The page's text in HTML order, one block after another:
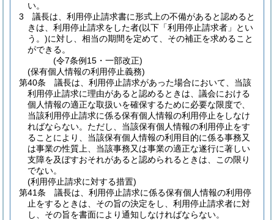
い。
3
議長は、利用停止請求書に形式上の不備があると認めると
きは、利用停止請求をした者(以下「利用停止請求者」とい
う。)に対し、相当の期間を定めて、その補正を求めること
ができる。
(令7条例15・一部改正)
(保有個人情報の利用停止義務)
第40条
議長は、利用停止請求があった場合において、当該
利用停止請求に理由があると認めるときは、議会における
個人情報の適正な取扱いを確保するために必要な限度で、
当該利用停止請求に係る保有個人情報の利用停止をしなけ
ればならない。 ただし、当該保有個人情報の利用停止をす
ることにより、当該保有個人情報の利用目的に係る事務又
は事業の性質上、当該事務又は事業の適正な遂行に著しい
支障を及ぼすおそれがあると認められるときは、この限り
でない。
(利用停止請求に対する措置)
第41条
議長は、利用停止請求に係る保有個人情報の利用停
止をするときは、その旨の決定をし、利用停止請求者に対
し、その旨を書面により通知しなければならない。